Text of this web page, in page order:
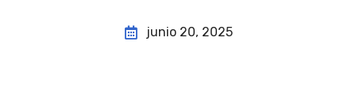
junio 20, 2025